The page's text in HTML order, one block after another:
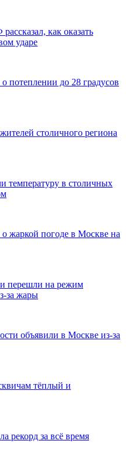
как оказать
ударе
потеплении до 28 градусов
столичного региона
температуру в столичных
жаркой погоде в Москве на
перешли на режим
за жары
объявили в Москве из-за
тёплый и
рекорд за всё время